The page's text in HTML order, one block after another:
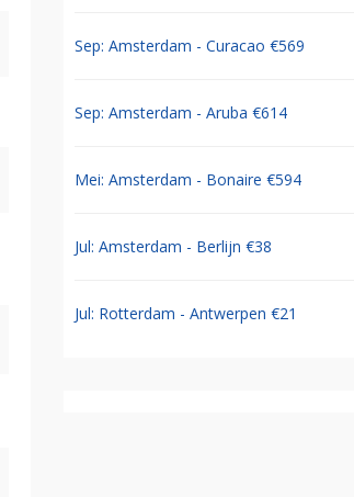
Sep: Amsterdam - Curacao €569
Sep: Amsterdam - Aruba €614
Mei: Amsterdam - Bonaire €594
Jul: Amsterdam - Berlijn €38
Jul: Rotterdam - Antwerpen €21